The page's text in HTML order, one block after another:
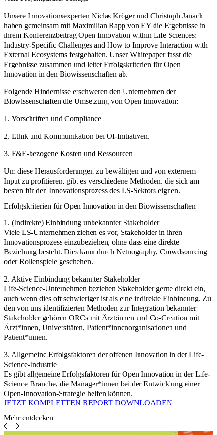
Unsere Innovationsexperten Niclas Kröger und Christoph Janach
haben gemeinsam mit Maximilian Rapp von EY die Ergebnisse in
ihrem Konferenzbeitrag Open Innovation within Life Sciences:
Industry-Specific Challenges and How to Improve Interaction with
External Ecosystems festgehalten. Unser Whitepaper fasst die
Ergebnisse zusammen und leitet Erfolgskriterien für Open
Innovation in den Biowissenschaften ab.
Folgende Hindernisse erschweren den Unternehmen der
Biowissenschaften die Umsetzung von Open Innovation:
1. Vorschriften und Compliance
2. Ethik und Kommunikation bei OI-Initiativen.
3. F&E-bezogene Kosten und Ressourcen
Um diese Herausforderungen zu bewältigen und von externem
Input zu profitieren, gibt es verschiedene Methoden, die sich am
besten für den Innovationsprozess des LS-Sektors eignen.
Erfolgskriterien für Open Innovation in den Biowissenschaften
1. (Indirekte) Einbindung unbekannter Stakeholder
Viele LS-Unternehmen ziehen es vor, Stakeholder in ihren
Innovationsprozess einzubeziehen, ohne dass eine direkte
Beziehung besteht. Dies kann durch Netnography, Crowdsourcing
oder Rollenspiele geschehen.
2. Aktive Einbindung bekannter Stakeholder
Life-Science-Unternehmen beziehen Stakeholder gerne direkt ein,
auch wenn dies oft schwieriger ist als eine indirekte Einbindung. Zu
den von uns identifizierten Methoden zur Integration bekannter
Stakeholder gehören ORCs mit Ärzt:innen und Co-Creation mit
Ärzt*innen, Universitäten, Patient*innenorganisationen und
Patient*innen.
3. Allgemeine Erfolgsfaktoren der offenen Innovation in der Life-
Science-Industrie
Es gibt allgemeine Erfolgsfaktoren für Open Innovation in der Life-
Science-Branche, die Manager*innen bei der Entwicklung einer
Open-Innovation-Strategie helfen können.
JETZT KOMPLETTEN REPORT DOWNLOADEN
Mehr entdecken